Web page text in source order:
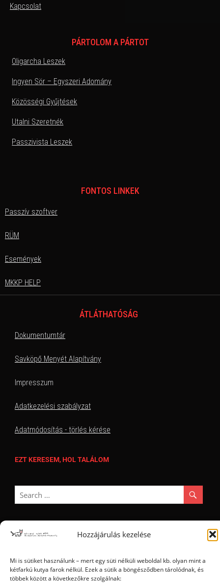
Hozzájárulás kezelése
Mi is sütiket használunk – mert egy süti nélküli weboldal kb. olyan mint a
kétfarkú kutya farok nélkül. Ezek a sütik a böngésződben tárolódnak, és
többek között a következőkre szolgálnak:
Kapcsolat
PÁRTOLOM A PÁRTOT
Oligarcha Leszek
Ingyen Sör – Egyszeri Adomány
Közösségi Gyűjtések
Utalni Szeretnék
Passzivista Leszek
FONTOS LINKEK
Passzív szoftver
RÜM
Események
MKKP HELP
ÁTLÁTHATÓSÁG
Dokumentumtár
Savköpő Menyét Alapítvány
Impresszum
Adatkezelési szabályzat
Adatmódosítás - törlés kérése
EZT KERESEM, HOL TALÁLOM